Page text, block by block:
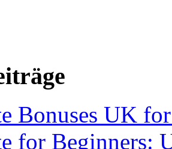
Bonuses UK
for Beginners: